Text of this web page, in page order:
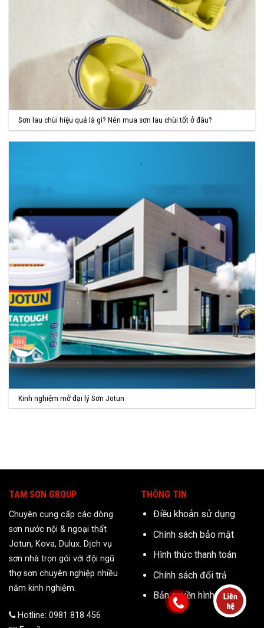
Sơn lau chùi hiệu quả là gì? Nên mua sơn lau chùi tốt ở đâu?
Kinh nghiệm mở đại lý Sơn Jotun
TAM SƠN GROUP
Chuyên cung cấp các dòng
sơn nước nội & ngoại thất
Jotun, Kova, Dulux. Dịch vụ
sơn nhà trọn gói với đội ngũ
thợ sơn chuyên nghiệp nhiều
năm kinh nghiệm.
Hotline: 0981 818 456
THÔNG TIN
Điều khoản sử dụng
Chính sách bảo mật
Hình thức thanh toán
Chính sách đổi trả
Bản quyền hình ảnh